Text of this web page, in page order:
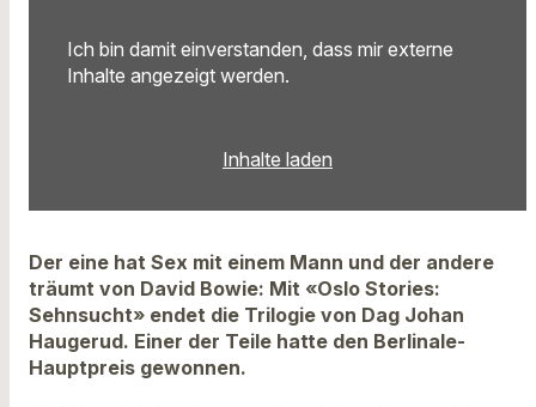
Ich bin damit einverstanden, dass mir externe
Inhalte angezeigt werden.
Inhalte laden
Der eine hat Sex mit einem Mann und der andere
träumt von David Bowie: Mit «Oslo Stories:
Sehnsucht» endet die Trilogie von Dag Johan
Haugerud. Einer der Teile hatte den Berlinale-
Hauptpreis gewonnen.